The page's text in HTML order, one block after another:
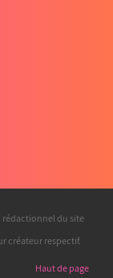
rédactionnel du site
créateur respectif.
Haut de page